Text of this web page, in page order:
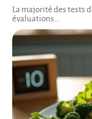
La majorité des tests
évaluations